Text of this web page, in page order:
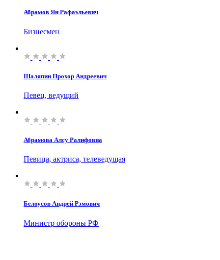
Абрамов Ян Рафаэльевич
Бизнесмен
Шаляпин Прохор Андреевич
Певец, ведущий
Абрамова Алсу Ралифовна
Певица, актриса, телеведущая
Белоусов Андрей Рэмович
Министр обороны РФ